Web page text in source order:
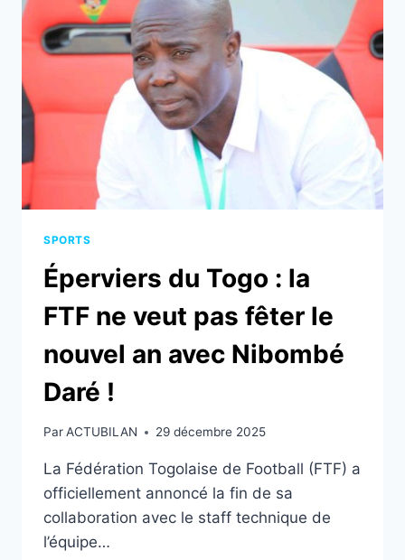
DE
LA
PROFESSIONNALISATION
SPORTS
Éperviers du Togo : la
FTF ne veut pas fêter le
nouvel an avec Nibombé
Daré !
ParACTUBILAN 29 décembre 2025
La Fédération Togolaise de Football (FTF) a
officiellement annoncé la fin de sa
collaboration avec le staff technique de
l’équipe…